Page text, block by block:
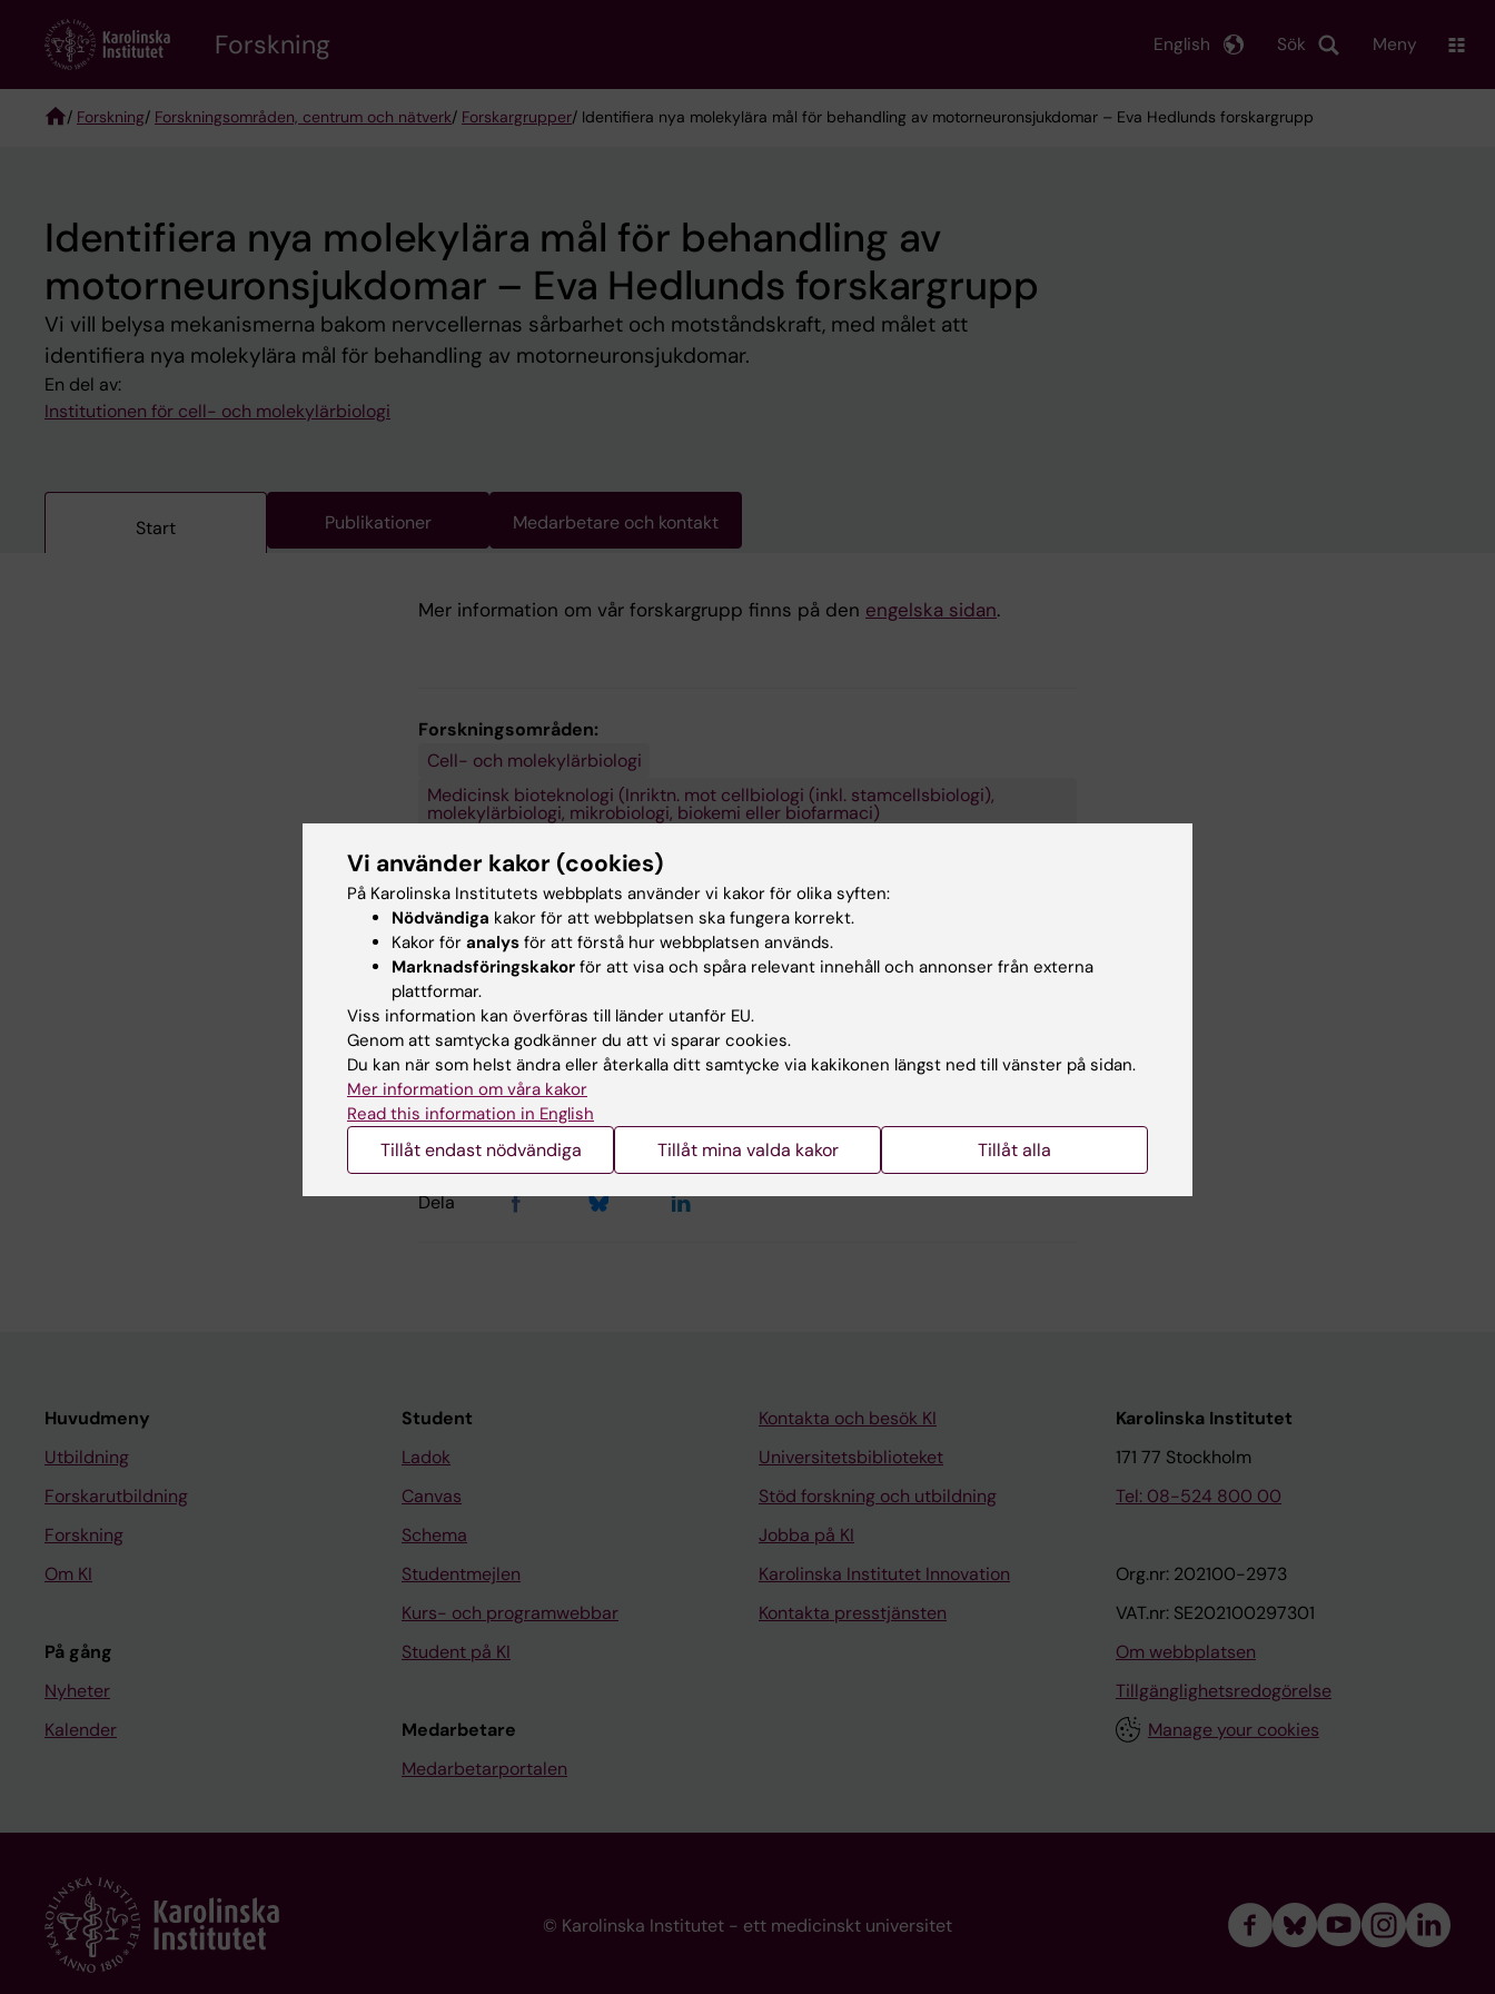
content
Forskning Sök
English Meny
/ Forskning/ Forskningsområden, centrum och nätverk/ Forskargrupper/ Identifiera nya molekylära mål för behandling av motorneuronsjukdomar – Eva Hedlunds forskargrupp
Identifiera nya molekylära mål för behandling av
motorneuronsjukdomar – Eva Hedlunds forskargrupp
Vi vill belysa mekanismerna bakom nervcellernas sårbarhet och motståndskraft, med målet att
identifiera nya molekylära mål för behandling av motorneuronsjukdomar.
En del av:
Institutionen för cell- och molekylärbiologi
Start Publikationer Medarbetare och kontakt
Mer information om vår forskargrupp finns på den engelska sidan.
Forskningsområden:
Cell- och molekylärbiologi
Medicinsk bioteknologi (Inriktn. mot cellbiologi (inkl. stamcellsbiologi),
molekylärbiologi, mikrobiologi, biokemi eller biofarmaci)
Neurovetenskaper
Forskningsämnen:
Motorneuronsjukdom
Innehållsgranskare:
Eva Hedlund
Redaktör:Linda Lindell
Sidan uppdaterad:2026-07-16
Dela
Huvudmeny
Utbildning
Forskarutbildning
Forskning
Om KI
På gång
Nyheter
Kalender
Student
Ladok
Canvas
Schema
Studentmejlen
Kurs- och programwebbar
Student på KI
Medarbetare
Medarbetarportalen
Kontakta och besök KI
Universitetsbiblioteket
Stöd forskning och utbildning
Jobba på KI
Karolinska Institutet Innovation
Kontakta presstjänsten
Karolinska Institutet
171 77 Stockholm
Tel: 08-524 800 00
Org.nr: 202100-2973
VAT.nr: SE202100297301
Om webbplatsen
Tillgänglighetsredogörelse
Manage your cookies
© Karolinska Institutet - ett medicinskt universitet
Vi använder kakor (cookies)
På Karolinska Institutets webbplats använder vi kakor för olika syften:
Nödvändiga kakor för att webbplatsen ska fungera korrekt.
Kakor för analys för att förstå hur webbplatsen används.
Marknadsföringskakor för att visa och spåra relevant innehåll och annonser från externa
plattformar.
Viss information kan överföras till länder utanför EU.
Genom att samtycka godkänner du att vi sparar cookies.
Du kan när som helst ändra eller återkalla ditt samtycke via kakikonen längst ned till vänster på sidan.
Mer information om våra kakor
Read this information in English
Tillåt endast nödvändiga Tillåt mina valda kakor Tillåt alla